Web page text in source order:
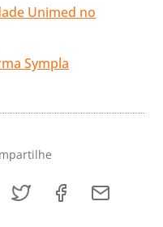
Unimed no
Sympla